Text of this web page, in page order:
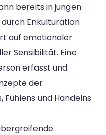
bereits in jungen
Enkulturation
auf emotionaler
Sensibilität. Eine
erfasst und
der
Fühlens und Handelns